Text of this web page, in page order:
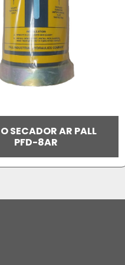
SECADOR AR PALL
PFD-8AR